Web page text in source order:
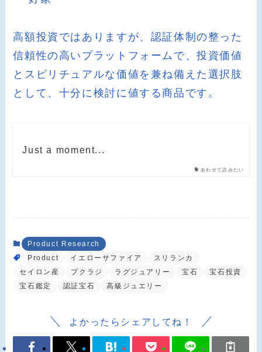
高額投資ではありますが、認証体制の整った
信頼性の高いプラットフォームで、投資価値
とスピリチュアルな価値を兼ね備えた選択肢
として、十分に検討に値する商品です。
あわせて読みたい
Just a moment...
Product Research
Product
イエローサファイア
スリランカ
セイロン産
プクラジ ラグジュアリー 宝石
宝石投資
宝石鑑定
認証宝石 高級ジュエリー
よかったらシェアしてね！